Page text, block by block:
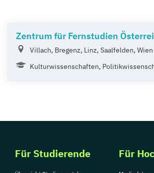
Zentrum für Fernstudien
Villach, Bregenz, Linz, Saalfelden, Wien
Kulturwissenschaften,
Für Studierende Für